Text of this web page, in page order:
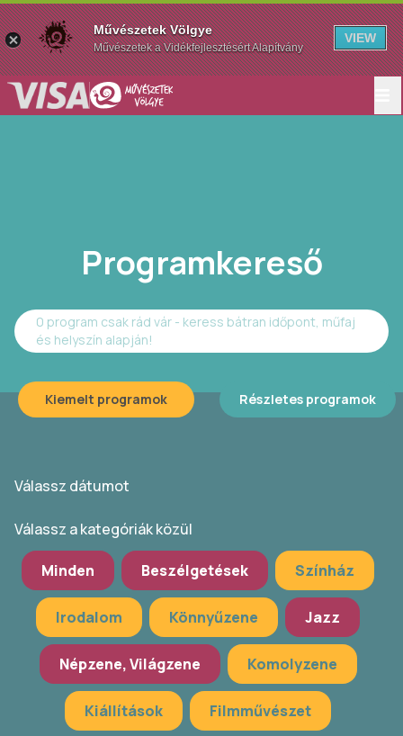
Programkereső
0 program csak rád vár - keress bátran időpont, műfaj
és helyszín alapján!
Kiemelt programok Részletes programok
Válassz dátumot
Válassz a kategóriák közül
Minden Beszélgetések Színház
Irodalom Könnyűzene Jazz
Népzene, Világzene Komolyzene
Kiállítások Filmművészet
Művészetek Völgye
Művészetek a Vidékfejlesztésért Alapítvány
VIEW